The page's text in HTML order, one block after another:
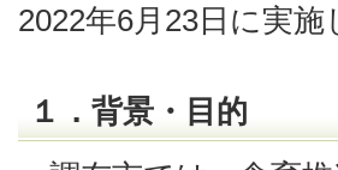
2022年6月23日に実施
１．背景・目的